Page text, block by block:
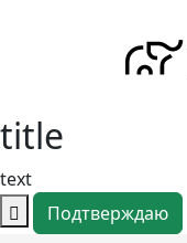
title
text
Подтверждаю